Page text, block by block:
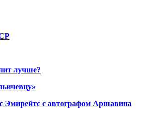
лучше?
с автографом Аршавина